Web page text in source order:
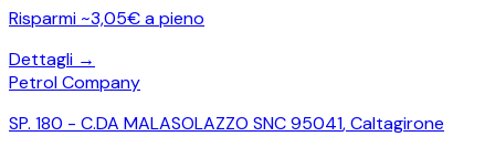
Risparmi ~3,05€ a pieno
Dettagli →
Petrol Company
SP. 180 - C.DA MALASOLAZZO SNC 95041,Caltagirone